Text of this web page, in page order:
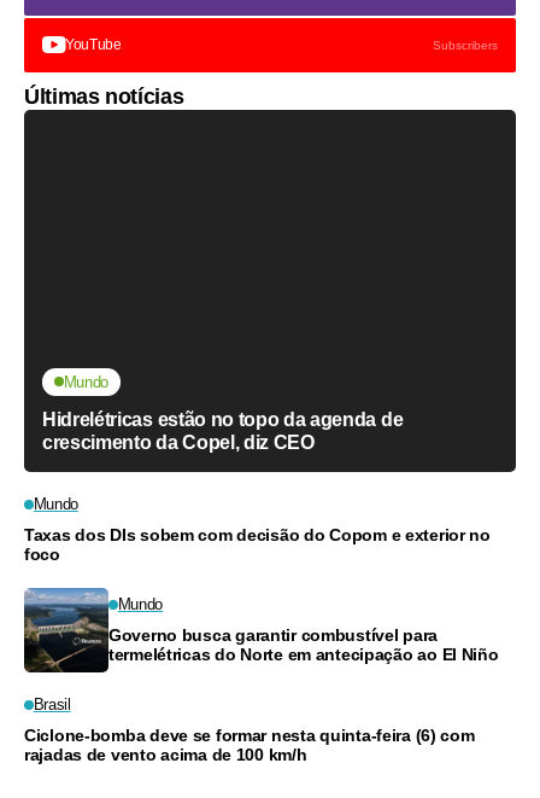
YouTube Subscribers
Últimas notícias
Mundo
Hidrelétricas estão no topo da agenda de
crescimento da Copel, diz CEO
Mundo
Taxas dos DIs sobem com decisão do Copom e exterior no
foco
Mundo
Governo busca garantir combustível para
termelétricas do Norte em antecipação ao El Niño
Brasil
Ciclone-bomba deve se formar nesta quinta-feira (6) com
rajadas de vento acima de 100 km/h